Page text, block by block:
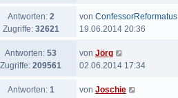
Antworten: 2
Zugriffe: 32621
von ConfessorReformatus
19.06.2014 20:36
Antworten: 53
Zugriffe: 209561
von Jörg
02.06.2014 17:34
Antworten: 1
von Joschie